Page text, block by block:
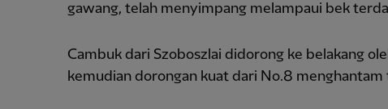
gawang, telah menyimpang melampaui bek
Cambuk dari Szoboszlai didorong ke belakang
kemudian dorongan kuat dari No.8 menghantam